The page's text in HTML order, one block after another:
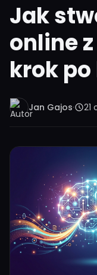
Jak
online
krok
Jan Gajos· 21